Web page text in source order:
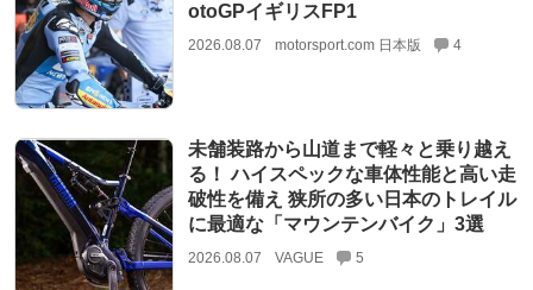
otoGPイギリスFP1
2026.08.07 motorsport.com 日本版 4
未舗装路から山道まで軽々と乗り越え
る！ ハイスペックな車体性能と高い走
破性を備え 狭所の多い日本のトレイル
に最適な「マウンテンバイク」3選
2026.08.07 VAGUE 5